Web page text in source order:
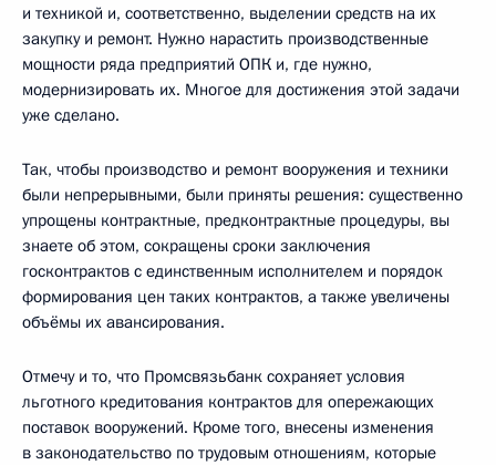
и техникой и, соответственно, выделении средств на их
закупку и ремонт. Нужно нарастить производственные
мощности ряда предприятий ОПК и, где нужно,
модернизировать их. Многое для достижения этой задачи
уже сделано.
Так, чтобы производство и ремонт вооружения и техники
были непрерывными, были приняты решения: существенно
упрощены контрактные, предконтрактные процедуры, вы
знаете об этом, сокращены сроки заключения
госконтрактов с единственным исполнителем и порядок
формирования цен таких контрактов, а также увеличены
объёмы их авансирования.
Отмечу и то, что Промсвязьбанк сохраняет условия
льготного кредитования контрактов для опережающих
поставок вооружений. Кроме того, внесены изменения
в законодательство по трудовым отношениям, которые